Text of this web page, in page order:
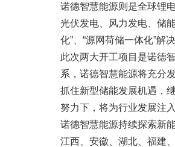
诺德智慧能源则是全球锂
光伏发电、风力发电、储
化”、“源网荷储一体化”解
此次两大开工项目是诺德
系，诺德智慧能源将充分
抓住新型储能发展机遇，
努力下，将为行业发展注
诺德智慧能源持续探索新
江西、安徽、湖北、福建